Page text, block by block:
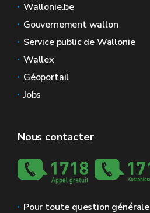
Wallonie.be
Gouvernement wallon
Service public de Wallonie
Wallex
Géoportail
Jobs
Nous contacter
Pour toute question générale